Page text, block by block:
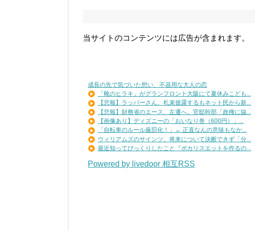
当サイトのコンテンツには広告が含まれます。
成長の先で気づいた想い、不器用な大人の恋
「靴のヒラキ」がグランフロント大阪にて夏休みこども...
【悲報】ラッパーさん、札束披露するもネット民から新...
【悲報】財務省のエース、左遷へ。官邸幹部「政権に協...
【画像あり】ディズニーの「おいなり巻（600円）」...
「自転車のルール厳罰化！」← 正直なんの意味もなか...
ウィリアムズのサインツ、将来について決断できず「分...
最近知ってびっくりしたこと『ポカリスエットを作るの...
Powered by livedoor 相互RSS